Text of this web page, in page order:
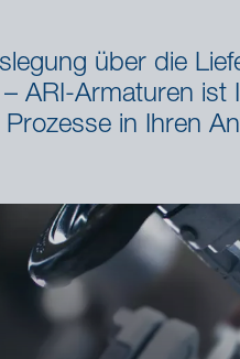
über die
ARI-Armaturen
in Ihren